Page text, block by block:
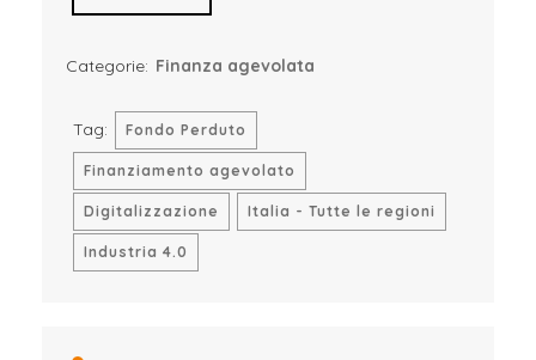
Categorie: Finanza agevolata
Tag: Fondo Perduto
Finanziamento agevolato
Digitalizzazione Italia - Tutte le regioni
Industria 4.0